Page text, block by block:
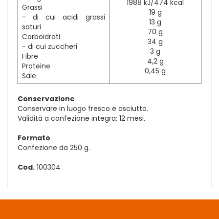
Grassi
- di cui acidi grassi
saturi
Carboidrati
- di cui zuccheri
Fibre
Proteine
Sale
1988 kJ/474 kcal
19 g
13 g
70 g
34 g
3 g
4,2 g
0,45 g
Conservazione
Conservare in luogo fresco e asciutto.
Validità a confezione integra: 12 mesi.
Formato
Confezione da 250 g.
Cod. 100304